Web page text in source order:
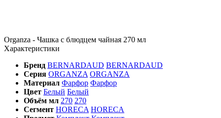
Organza - Чашка с блюдцем чайная 270 мл
Характеристики
Бренд BERNARDAUD BERNARDAUD
Серия ORGANZA ORGANZA
Материал Фарфор Фарфор
Цвет Белый Белый
Объём мл 270 270
Сегмент HORECA HORECA